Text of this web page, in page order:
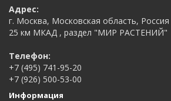
Адрес:
г. Москва, Московская область, Россия
25 км МКАД , раздел "МИР РАСТЕНИЙ"
Телефон:
‭‎+7 (495) 741-95-20
+7 (926) 500-53-00‬
Информация